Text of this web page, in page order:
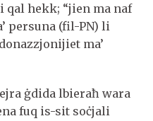
qal hekk; “jien ma naf
persuna (fil-PN) li
ma’
ġdida lbieraħ wara
fuq is-sit soċjali